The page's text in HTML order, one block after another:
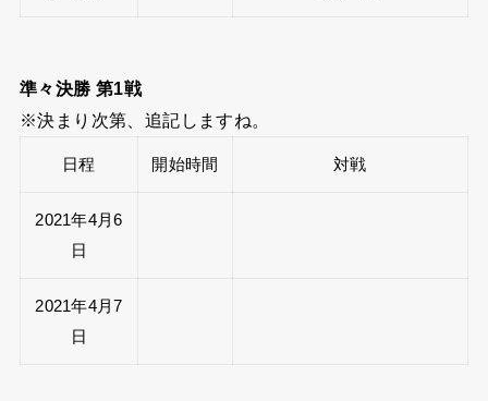
準々決勝 第1戦
※決まり次第、追記しますね。
日程 開始時間 対戦
2021年4月6
日
2021年4月7
日